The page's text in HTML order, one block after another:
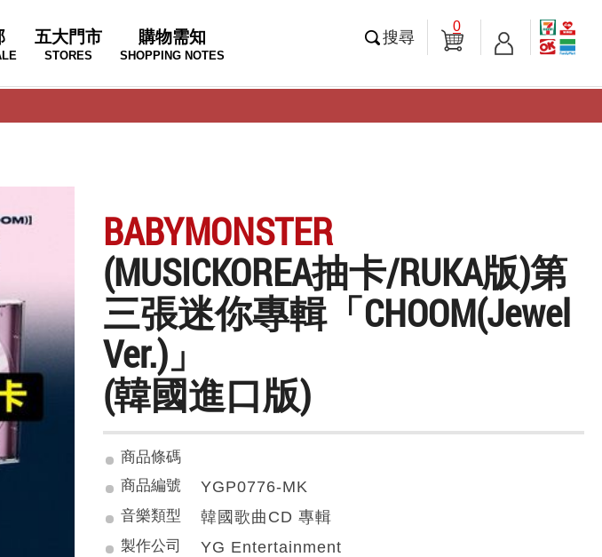
五大門市
STORES
購物需知
SHOPPING NOTES
搜尋
0
BABYMONSTER
(MUSICKOREA抽卡/RUKA版)第
三張迷你專輯「CHOOM(Jewel
Ver.)」
(韓國進口版)
商品條碼
商品編號
YGP0776-MK
音樂類型 韓國歌曲CD 專輯
製作公司 YG Entertainment